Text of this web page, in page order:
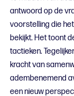
antwoord op de
voorstelling die
bekijkt. Het toont
tactieken.
kracht van
adembenemend
een nieuw